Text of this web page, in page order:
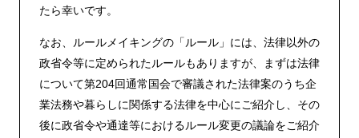
たら幸いです。
なお、ルールメイキングの「ルール」には、法律以外の
政省令等に定められたルールもありますが、まずは法律
について第204回通常国会で審議された法律案のうち企
業法務や暮らしに関係する法律を中心にご紹介し、その
後に政省令や通達等におけるルール変更の議論をご紹介